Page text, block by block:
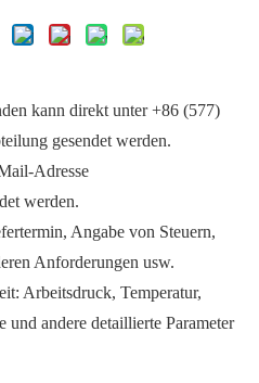
WQ21F Sanitär-Kugelhahn in Wabenform WSQ72F
kann direkt unter +86 (577)
gesendet werden.
Adresse
werden.
Angabe von Steuern,
Anforderungen usw.
Arbeitsdruck, Temperatur,
andere detaillierte Parameter